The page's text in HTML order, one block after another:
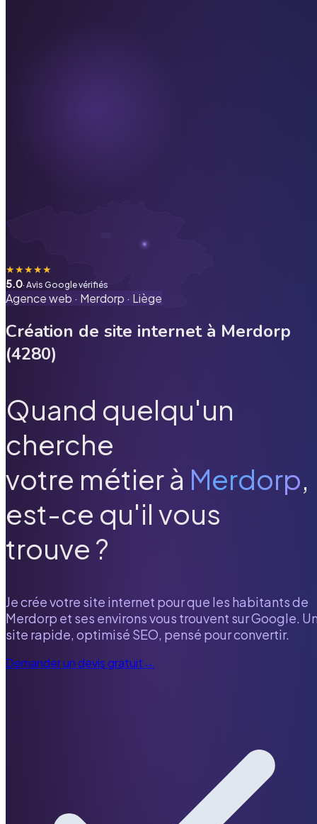
★★★★★
5.0· Avis Google vérifiés
Agence web · Merdorp · Liège
Création de site internet à Merdorp
(4280)
Quand quelqu'un
cherche
votre métier à Merdorp,
est-ce qu'il vous
trouve ?
Je crée votre site internet pour que les habitants de
Merdorp et ses environs vous trouvent sur Google.
site rapide, optimisé SEO, pensé pour convertir.
Demander un devis gratuit→